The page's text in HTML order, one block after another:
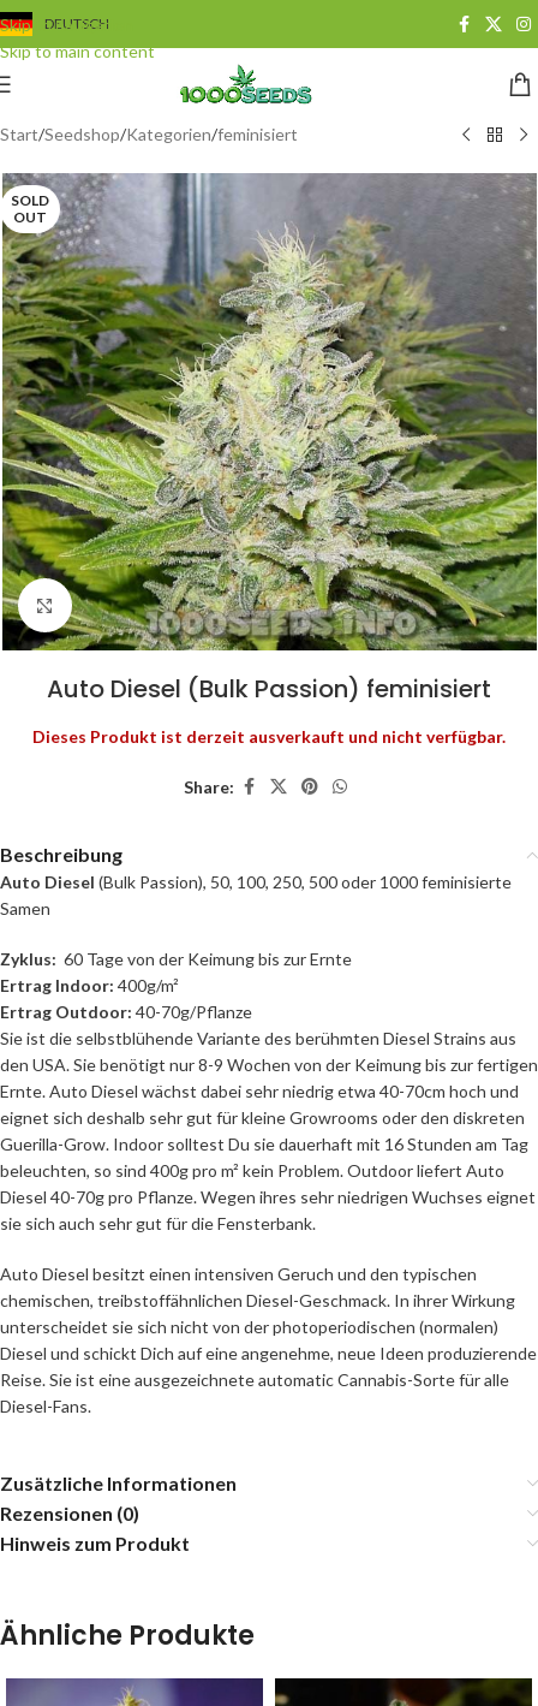
Skip to navigation
Skip to main content
DEUTSCH
Start/Seedshop/Kategorien/feminisiert
SOLD
OUT
Click to enlarge
Auto Diesel (Bulk Passion) feminisiert
Dieses Produkt ist derzeit ausverkauft und nicht verfügbar.
Share:
Beschreibung
Auto Diesel (Bulk Passion), 50, 100, 250, 500 oder 1000 feminisierte
Samen
Zyklus: 60 Tage von der Keimung bis zur Ernte
Ertrag Indoor: 400g/m²
Ertrag Outdoor: 40-70g/Pflanze
Sie ist die selbstblühende Variante des berühmten Diesel Strains aus
den USA. Sie benötigt nur 8-9 Wochen von der Keimung bis zur fertigen
Ernte. Auto Diesel wächst dabei sehr niedrig etwa 40-70cm hoch und
eignet sich deshalb sehr gut für kleine Growrooms oder den diskreten
Guerilla-Grow. Indoor solltest Du sie dauerhaft mit 16 Stunden am Tag
beleuchten, so sind 400g pro m² kein Problem. Outdoor liefert Auto
Diesel 40-70g pro Pflanze. Wegen ihres sehr niedrigen Wuchses eignet
sie sich auch sehr gut für die Fensterbank.
Auto Diesel besitzt einen intensiven Geruch und den typischen
chemischen, treibstoffähnlichen Diesel-Geschmack. In ihrer Wirkung
unterscheidet sie sich nicht von der photoperiodischen (normalen)
Diesel und schickt Dich auf eine angenehme, neue Ideen produzierende
Reise. Sie ist eine ausgezeichnete automatic Cannabis-Sorte für alle
Diesel-Fans.
Zusätzliche Informationen
Rezensionen (0)
Hinweis zum Produkt
Ähnliche Produkte